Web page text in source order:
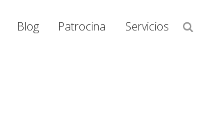
Blog Patrocina Servicios